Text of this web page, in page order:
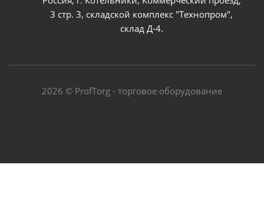
3 стр. 3, складской комплекс "Технопром",
склад Д-4.
2026 © ProfTorg - торговое оборудование